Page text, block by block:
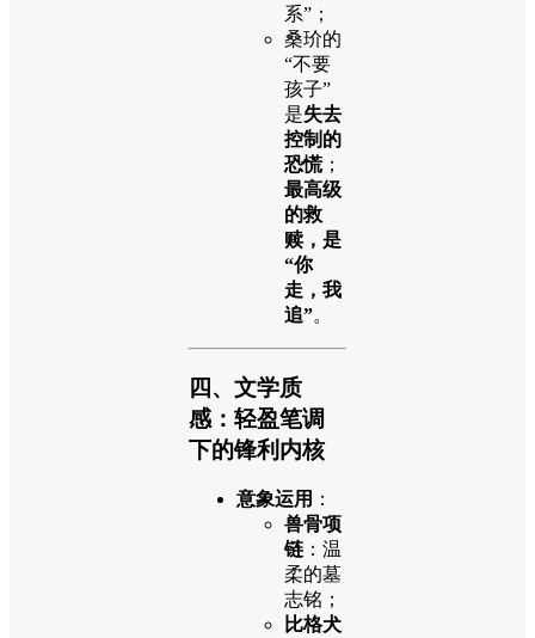
系”；
桑玠的
“不要
孩子”
是失去
控制的
恐慌 ；
最高级
的救
赎，是
“你
走，我
追”。
四、文学质
感：轻盈笔调
下的锋利内核
意象运用 ：
兽骨项
链 ：温
柔的墓
志铭；
比格犬